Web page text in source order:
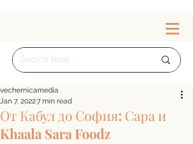
От Кабул до София: Сара и
Khaala Sara Foodz
vechernicamedia
Jan 7, 20227 min read